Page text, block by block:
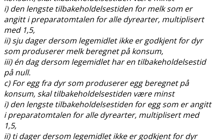
i) den lengste tilbakeholdelsestiden for melk som er
angitt i preparatomtalen for alle dyrearter, multiplisert
med 1,5,
ii) sju dager dersom legemidlet ikke er godkjent for dyr
som produserer melk beregnet på konsum,
iii) én dag dersom legemidlet har en tilbakeholdelsestid
på null.
c) For egg fra dyr som produserer egg beregnet på
konsum, skal tilbakeholdelsestiden være minst
i) den lengste tilbakeholdelsestiden for egg som er angitt
i preparatomtalen for alle dyrearter, multiplisert med
1,5,
ii) ti dager dersom legemidlet ikke er godkjent for dyr